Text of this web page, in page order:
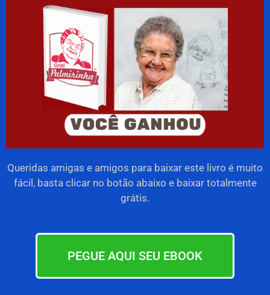
Queridas amigas e amigos para baixar este livro é muito
fácil, basta clicar no botão abaixo e baixar totalmente
grátis.
PEGUE AQUI SEU EBOOK